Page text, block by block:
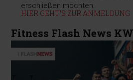
erschließen möchten.
HIER GEHT’S ZUR ANMELDUNG
Fitness Flash News